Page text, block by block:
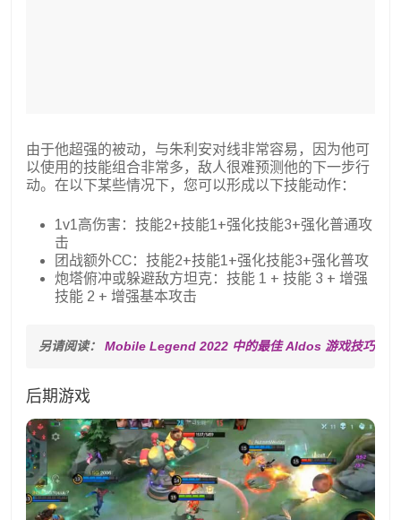
由于他超强的被动，与朱利安对线非常容易，因为他可
以使用的技能组合非常多，敌人很难预测他的下一步行
动。在以下某些情况下，您可以形成以下技能动作：
1v1高伤害：技能2+技能1+强化技能3+强化普通攻
击
团战额外CC：技能2+技能1+强化技能3+强化普攻
炮塔俯冲或躲避敌方坦克：技能 1 + 技能 3 + 增强
技能 2 + 增强基本攻击
另请阅读： Mobile Legend 2022 中的最佳 Aldos 游戏技巧
后期游戏